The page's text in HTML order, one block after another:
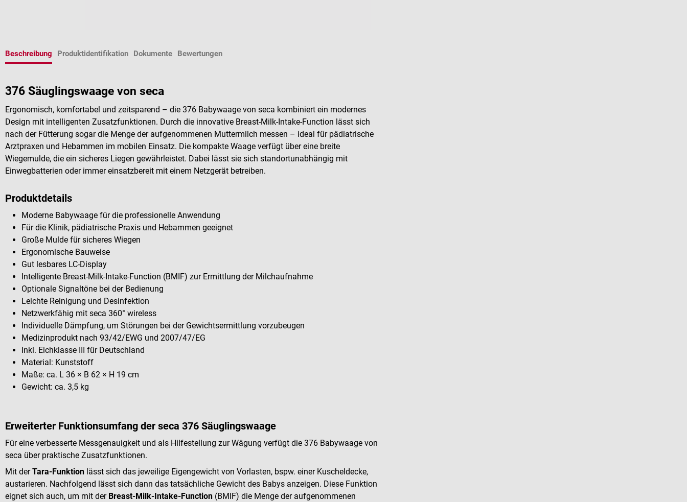
Beschreibung Produktidentifikation Dokumente Bewertungen
376 Säuglingswaage von seca
Ergonomisch, komfortabel und zeitsparend – die 376 Babywaage von seca kombiniert ein modernes
Design mit intelligenten Zusatzfunktionen. Durch die innovative Breast-Milk-Intake-Function lässt sich
nach der Fütterung sogar die Menge der aufgenommenen Muttermilch messen – ideal für pädiatrische
Arztpraxen und Hebammen im mobilen Einsatz. Die kompakte Waage verfügt über eine breite
Wiegemulde, die ein sicheres Liegen gewährleistet. Dabei lässt sie sich standortunabhängig mit
Einwegbatterien oder immer einsatzbereit mit einem Netzgerät betreiben.
Produktdetails
Moderne Babywaage für die professionelle Anwendung
Für die Klinik, pädiatrische Praxis und Hebammen geeignet
Große Mulde für sicheres Wiegen
Ergonomische Bauweise
Gut lesbares LC-Display
Intelligente Breast-Milk-Intake-Function (BMIF) zur Ermittlung der Milchaufnahme
Optionale Signaltöne bei der Bedienung
Leichte Reinigung und Desinfektion
Netzwerkfähig mit seca 360° wireless
Individuelle Dämpfung, um Störungen bei der Gewichtsermittlung vorzubeugen
Medizinprodukt nach 93/42/EWG und 2007/47/EG
Inkl. Eichklasse III für Deutschland
Material: Kunststoff
Maße: ca. L 36 × B 62 × H 19 cm
Gewicht: ca. 3,5 kg
Erweiterter Funktionsumfang der seca 376 Säuglingswaage
Für eine verbesserte Messgenauigkeit und als Hilfestellung zur Wägung verfügt die 376 Babywaage von
seca über praktische Zusatzfunktionen.
Mit derTara-Funktion lässt sich das jeweilige Eigengewicht von Vorlasten, bspw. einer Kuscheldecke,
austarieren. Nachfolgend lässt sich dann das tatsächliche Gewicht des Babys anzeigen. Diese Funktion
eignet sich auch, um mit der Breast-Milk-Intake-Function (BMIF) die Menge der aufgenommenen